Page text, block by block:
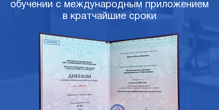
обучении с международным приложением
в кратчайшие сроки